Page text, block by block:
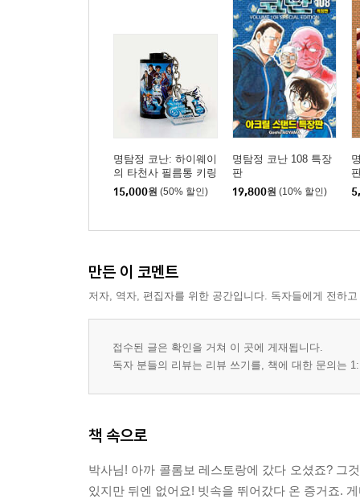
명탐정 코난: 하이웨이
의 타천사 필름통 키링
15,000원 (50% 할인)
명탐정 코난 108 특장
판
19,800원 (10% 할인)
만든 이 코멘트
저자, 역자, 편집자를 위한 공간입니다. 독자들에게 전하
접수된 글은 확인을 거쳐 이 곳에 게재됩니다.
독자 분들의 리뷰는 리뷰 쓰기를, 책에 대한 문의는
책 속으로
박사님! 아까 콜롬보 레스토랑에 갔다 오셨죠? 그
있지만 뒤엔 없어요! 빗속을 뛰어갔다 온 증거죠.